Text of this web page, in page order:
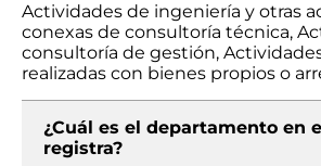
Actividades de ingeniería y otras
conexas de consultoría técnica,
consultoría de gestión,
realizadas con bienes propios o
¿Cuál es el departamento en
registra?